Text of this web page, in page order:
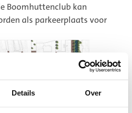
Details Over
Boomhuttenclub kan
als parkeerplaats voor